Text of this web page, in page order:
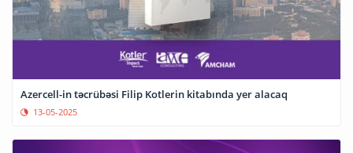
Azercell-in təcrübəsi Filip Kotlerin kitabında yer alacaq
13-05-2025